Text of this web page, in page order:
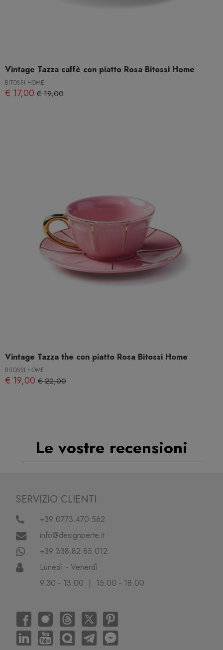
Vintage Tazza caffè con piatto Rosa Bitossi Home
BITOSSI HOME
€ 17,00 € 19,00
Vintage Tazza the con piatto Rosa Bitossi Home
BITOSSI HOME
€ 19,00 € 22,00
Le vostre recensioni
SERVIZIO CLIENTI
+39 0773.470.562
info@designperte.it
+39 338.82.85.012
Lunedì - Venerdì
9.30 - 13.00 | 15.00 - 18.00